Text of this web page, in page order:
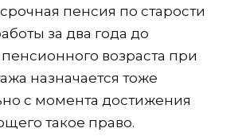
пенсия по старости
за два года до
возраста при
назначается тоже
с момента достижения
такое право.